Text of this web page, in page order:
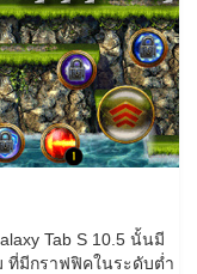
Tab S 10.5 นั้นมี
ที่มีกราฟฟิคในระดับต่ำ